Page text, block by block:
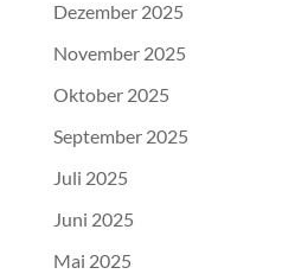
Dezember 2025
November 2025
Oktober 2025
September 2025
Juli 2025
Juni 2025
Mai 2025